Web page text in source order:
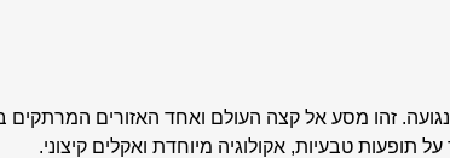
זהו מסע אל קצה העולם ואחד האזורים המרתקים
טבעיות, אקולוגיה מיוחדת ואקלים קיצוני.